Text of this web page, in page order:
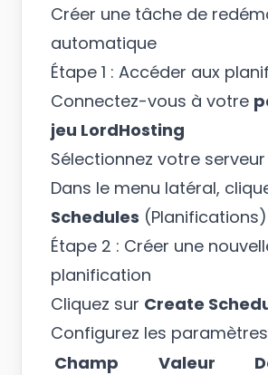
Créer une tâche de
automatique
Étape 1 : Accéder aux
Connectez-vous à votre
jeu LordHosting
Sélectionnez votre
Dans le menu latéral,
Schedules (Planifications)
Étape 2 : Créer une
planification
Cliquez sur Create
Configurez les
Champ
Valeur